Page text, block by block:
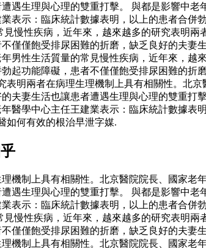
遇生理與心理的雙重打擊。 與都是影響中
表示：臨床統計數據表明，以上的患者合併
慢性疾病，近年來，越來越多的研究表明兩
僅僅飽受排尿困難的折磨，缺乏良好的夫妻
男性生活質量的常見慢性疾病，近年來，越
功能障礙，患者不僅僅飽受排尿困難的折
明兩者在病理生理機制上具有相關性。北
夫妻生活也讓患者遭遇生理與心理的雙重打
學中心主任王建業表示：臨床統計數據表
如何有效的根治早泄字媒.
制上具有相關性。北京醫院院長、國家老
遇生理與心理的雙重打擊。 與都是影響中
表示：臨床統計數據表明，以上的患者合併
慢性疾病，近年來，越來越多的研究表明兩
僅僅飽受排尿困難的折磨，缺乏良好的夫妻
制上具有相關性。北京醫院院長、國家老